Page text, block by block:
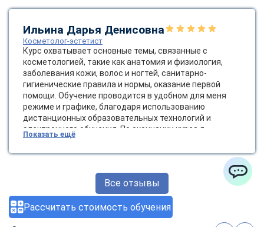
Рассчитать стоимость обучения
Ильина Дарья Денисовна
Косметолог-эстетист
Курс охватывает основные темы, связанные с
косметологией, такие как анатомия и физиология,
заболевания кожи, волос и ногтей, санитарно-
гигиенические правила и нормы, оказание первой
помощи. Обучение проводится в удобном для меня
режиме и графике, благодаря использованию
дистанционных образовательных технологий и
электронного обучения. По окончании курса я
получила диплом государственного образца, который
позволяет мне работать косметологом-эстетистом.
Это открывает новые возможности для карьерного
роста и развития в сфере красоты и здоровья.
Показать ещё
Все отзывы
ChatApp